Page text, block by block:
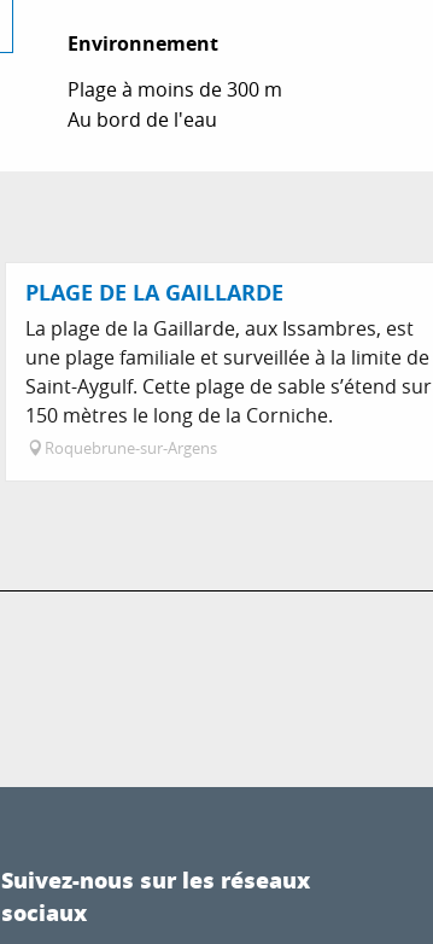
Environnement
Environnement
Plage à moins de 300 m
Au bord de l'eau
PLAGE DE LA GAILLARDE
La plage de la Gaillarde, aux Issambres, est
une plage familiale et surveillée à la limite de
Saint-Aygulf. Cette plage de sable s’étend sur
150 mètres le long de la Corniche.
Roquebrune-sur-Argens
Suivez-nous sur les réseaux
sociaux